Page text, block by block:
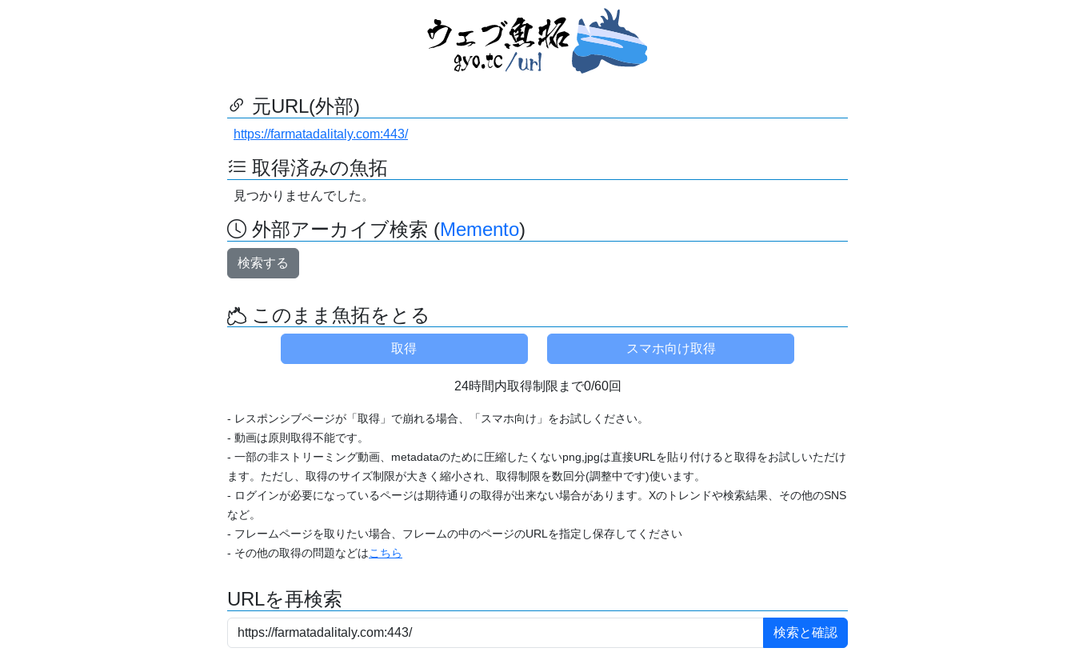
元URL(外部)
https://farmatadalitaly.com:443/
取得済みの魚拓
見つかりませんでした。
外部アーカイブ検索 (Memento)
検索する
このまま魚拓をとる
24時間内取得制限まで0/60回
- レスポンシブページが「取得」で崩れる場合、「スマホ向け」をお試しください。
- 動画は原則取得不能です。
- 一部の非ストリーミング動画、metadataのために圧縮したくないpng,jpgは直接URLを貼り付けると取得をお試しいただけ
ます。ただし、取得のサイズ制限が大きく縮小され、取得制限を数回分(調整中です)使います。
- ログインが必要になっているページは期待通りの取得が出来ない場合があります。Xのトレンドや検索結果、その他のSNS
など。
- フレームページを取りたい場合、フレームの中のページのURLを指定し保存してください
- その他の取得の問題などはこちら
URLを再検索